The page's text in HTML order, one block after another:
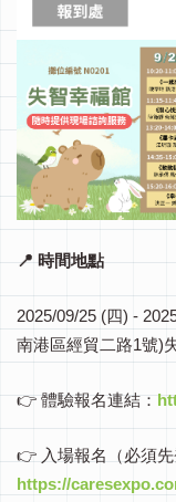
📍 時間地點
2025/09/25 (四) -
南港區經貿二路1號)
👉 體驗報名連結：
👉 入場報名（必須先
https://